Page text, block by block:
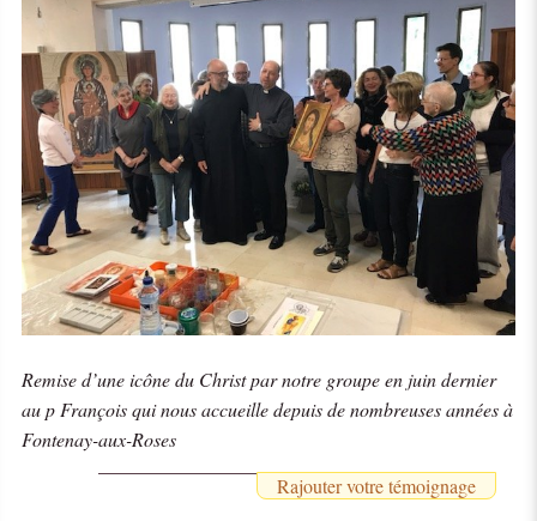
Remise d’une icône du Christ par notre groupe en juin dernier
au p François qui nous accueille depuis de nombreuses années à
Fontenay-aux-Roses
Rajouter votre témoignage